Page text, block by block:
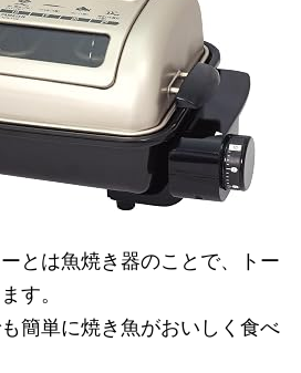
とは魚焼き器のことで、トー
す。
簡単に焼き魚がおいしく食べ